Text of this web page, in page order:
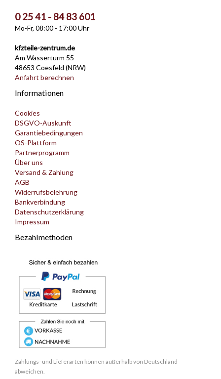
0 25 41 - 84 83 601
Mo-Fr, 08:00 - 17:00 Uhr
kfzteile-zentrum.de
Am Wasserturm 55
48653 Coesfeld (NRW)
Anfahrt berechnen
Informationen
Cookies
DSGVO-Auskunft
Garantiebedingungen
OS-Plattform
Partnerprogramm
Über uns
Versand & Zahlung
AGB
Widerrufsbelehrung
Bankverbindung
Datenschutzerklärung
Impressum
Bezahlmethoden
Zahlungs- und Lieferarten können außerhalb von Deutschland
abweichen.